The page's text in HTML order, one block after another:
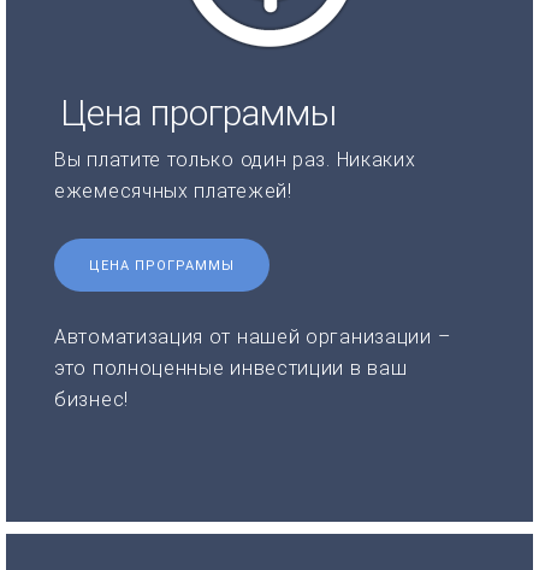
Цена программы
Вы платите только один раз. Никаких
ежемесячных платежей!
ЦЕНА ПРОГРАММЫ
Автоматизация от нашей организации –
это полноценные инвестиции в ваш
бизнес!